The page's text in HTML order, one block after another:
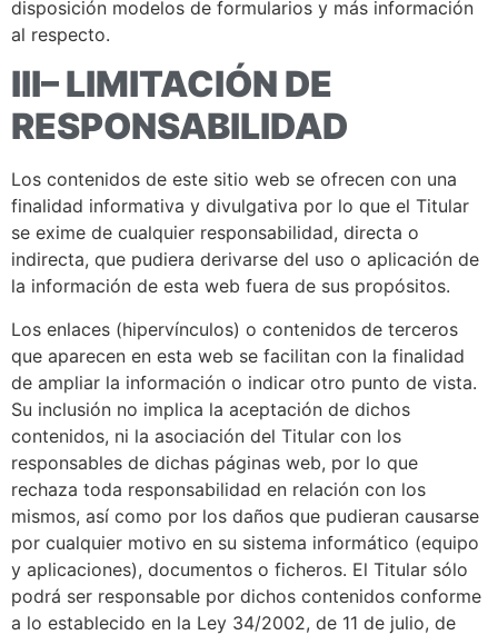
disposición modelos de formularios y más información
al respecto.
III– LIMITACIÓN DE
RESPONSABILIDAD
Los contenidos de este sitio web se ofrecen con una
finalidad informativa y divulgativa por lo que el Titular
se exime de cualquier responsabilidad, directa o
indirecta, que pudiera derivarse del uso o aplicación de
la información de esta web fuera de sus propósitos.
Los enlaces (hipervínculos) o contenidos de terceros
que aparecen en esta web se facilitan con la finalidad
de ampliar la información o indicar otro punto de vista.
Su inclusión no implica la aceptación de dichos
contenidos, ni la asociación del Titular con los
responsables de dichas páginas web, por lo que
rechaza toda responsabilidad en relación con los
mismos, así como por los daños que pudieran causarse
por cualquier motivo en su sistema informático (equipo
y aplicaciones), documentos o ficheros. El Titular sólo
podrá ser responsable por dichos contenidos conforme
a lo establecido en la Ley 34/2002, de 11 de julio, de